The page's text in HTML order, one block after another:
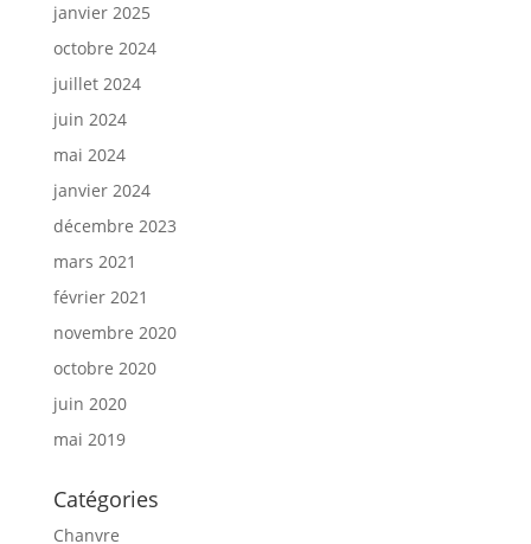
janvier 2025
octobre 2024
juillet 2024
juin 2024
mai 2024
janvier 2024
décembre 2023
mars 2021
février 2021
novembre 2020
octobre 2020
juin 2020
mai 2019
Catégories
Chanvre